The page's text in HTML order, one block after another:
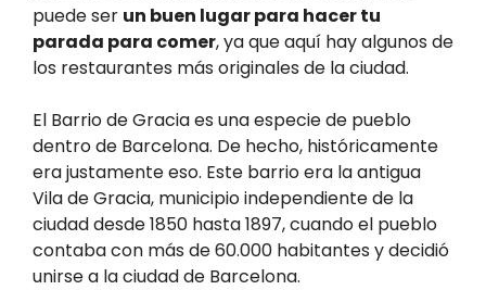
puede ser un buen lugar para hacer tu
parada para comer, ya que aquí hay algunos de
los restaurantes más originales de la ciudad.
El Barrio de Gracia es una especie de pueblo
dentro de Barcelona. De hecho, históricamente
era justamente eso. Este barrio era la antigua
Vila de Gracia, municipio independiente de la
ciudad desde 1850 hasta 1897, cuando el pueblo
contaba con más de 60.000 habitantes y decidió
unirse a la ciudad de Barcelona.